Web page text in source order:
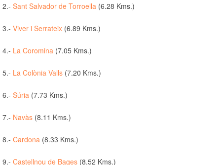
2.- Sant Salvador de Torroella (6.28 Kms.)
3.- Viver i Serrateix (6.89 Kms.)
4.- La Coromina (7.05 Kms.)
5.- La Colònia Valls (7.20 Kms.)
6.- Súria (7.73 Kms.)
7.- Navàs (8.11 Kms.)
8.- Cardona (8.33 Kms.)
9.- Castellnou de Bages (8.52 Kms.)